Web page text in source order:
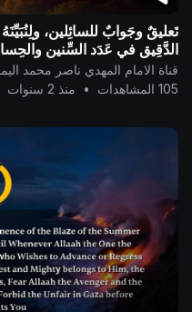
تَعليقٌ وجَوابٌ للسائِلين،
الدَّقِيق في عَدَد السِّنين
قناة الامام المهدي ناصر محمد
105 المشاهدات
• منذ 2 سنوات